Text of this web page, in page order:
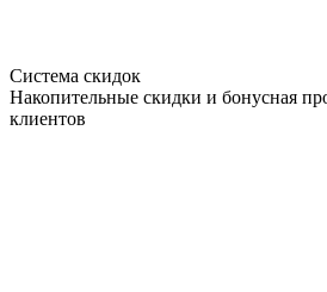
Система скидок
Накопительные скидки и бонусная
клиентов